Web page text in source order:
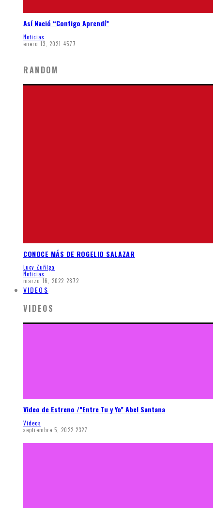
Así Nació “Contigo Aprendí”
Noticias
enero 13, 2021 4577
RANDOM
CONOCE MÁS DE ROGELIO SALAZAR
Lucy Zuñiga
Noticias
marzo 16, 2022 2872
VIDEOS
VIDEOS
Video de Estreno /”Entre Tu y Yo” Abel Santana
Videos
septiembre 5, 2022 2327